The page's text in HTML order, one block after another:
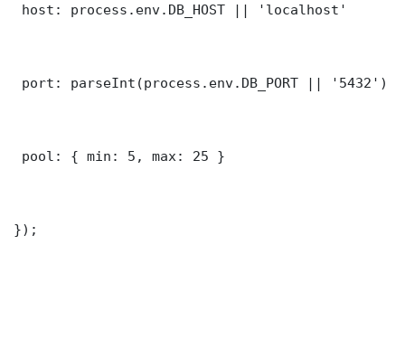
host: process.env.DB_HOST || 'localhost'
port: parseInt(process.env.DB_PORT || '5432')
pool: { min: 5, max: 25 }
});